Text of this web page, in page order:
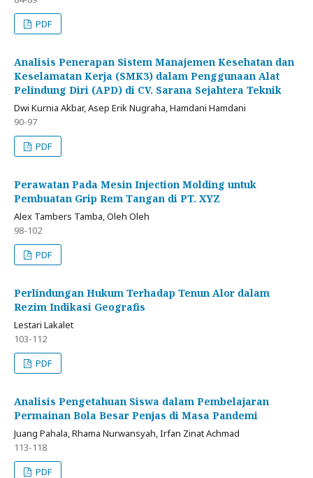
PDF
Analisis Penerapan Sistem Manajemen Kesehatan dan
Keselamatan Kerja (SMK3) dalam Penggunaan Alat
Pelindung Diri (APD) di CV. Sarana Sejahtera Teknik
Dwi Kurnia Akbar, Asep Erik Nugraha, Hamdani Hamdani
90-97
PDF
Perawatan Pada Mesin Injection Molding untuk
Pembuatan Grip Rem Tangan di PT. XYZ
Alex Tambers Tamba, Oleh Oleh
98-102
PDF
Perlindungan Hukum Terhadap Tenun Alor dalam
Rezim Indikasi Geografis
Lestari Lakalet
103-112
PDF
Analisis Pengetahuan Siswa dalam Pembelajaran
Permainan Bola Besar Penjas di Masa Pandemi
Juang Pahala, Rhama Nurwansyah, Irfan Zinat Achmad
113-118
PDF